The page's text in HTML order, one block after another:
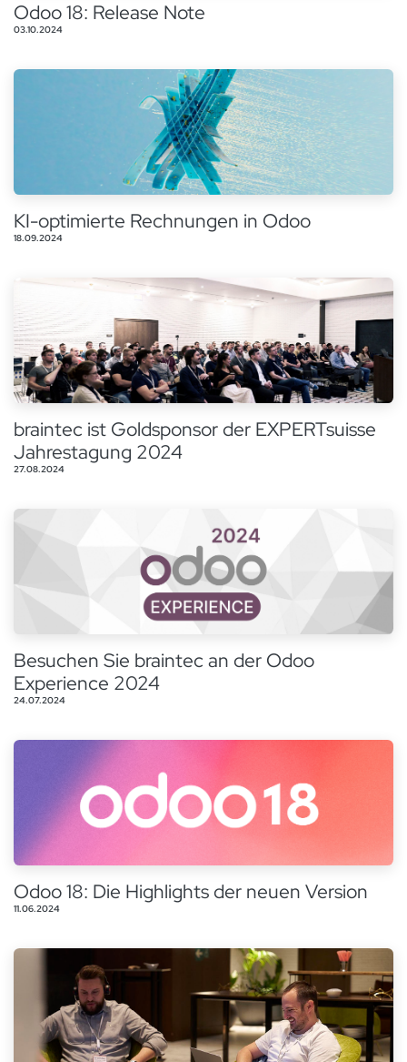
Odoo 18: Release Note
03.10.2024
KI-optimierte Rechnungen in Odoo
18.09.2024
braintec ist Goldsponsor der EXPERTsuisse
Jahrestagung 2024
27.08.2024
Besuchen Sie braintec an der Odoo
Experience 2024
24.07.2024
Odoo 18: Die Highlights der neuen Version
11.06.2024